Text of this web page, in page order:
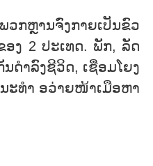
ກ​ຫຼານ​ຈ​ົ່ງ​ກາຍ​ເປັນ​ຂົວ​
ງ 2 ປະ​ເທດ. ພັກ, ລັດ
ດຳ​ລົງ​ຊີ​ວິດ​, ເຊື່ອມ​ໂຍງ​
ະ​ທຳ ອວ່າຍ​ໜ້າ​ເມືອ​ຫາ​